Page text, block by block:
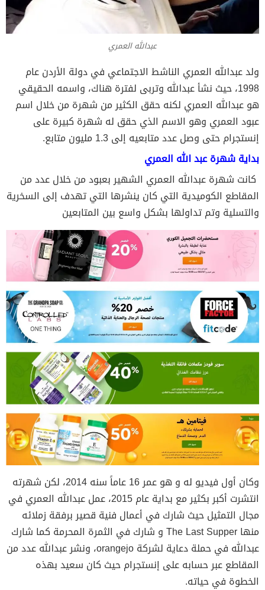
عبدالله العمري
ولد عبدالله العمري الناشط الاجتماعي في دولة الأردن عام
1998، حيث نشأ عبدالله وتربى لفترة هناك، واسمه الحقيقي
هو عبدالله العمري لكنه حقق الكثير من شهرة من خلال اسم
عبود العمري وهو الاسم الذي حقق له شهرة كبيرة على
إنستجرام حتى وصل عدد متابعيه إلى 1.3 مليون متابع.
بداية شهرة عبد الله العمري
كانت شهرة عبدالله العمري الشهير بعبود من خلال عدد من
المقاطع الكوميدية التي كان ينشرها التي تهدف إلى السخرية
والتسلية وتم تداولها بشكل واسع بين المتابعين
وكان أول فيديو له و هو عمر 16 عاماً سنه 2014، لكن شهرته
انتشرت أكبر بكثير مع بداية عام 2015، عمل عبدالله العمري في
مجال التمثيل حيث شارك في أعمال فنية قصير برفقة زملائه
منها The Last Supper و شارك في الثمرة المحرمة كما شارك
عبدالله في حملة دعاية لشركة orangejo، ونشر عبدالله عدد من
المقاطع عبر حسابه على إنستجرام حيث كان سعيد بهذه
الخطوة في حياته.